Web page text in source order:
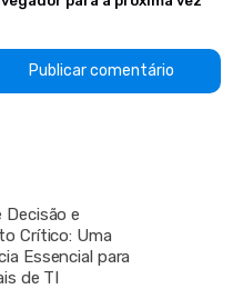
Decisão e
Crítico: Uma
Essencial para
de TI